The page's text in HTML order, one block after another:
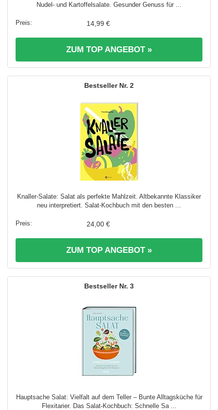
Nudel- und Kartoffelsalate. Gesunder Genuss für ...
14,99 €
ZUM TOP ANGEBOT »
2
Knaller-Salate: Salat als perfekte Mahlzeit. Altbekannte Klassiker
neu interpretiert. Salat-Kochbuch mit den besten ...
24,00 €
ZUM TOP ANGEBOT »
3
Hauptsache Salat: Vielfalt auf dem Teller – Bunte Alltagsküche für
Flexitarier. Das Salat-Kochbuch: Schnelle Sa ...